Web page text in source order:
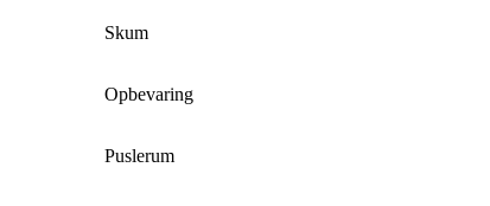
Skum
Opbevaring
Puslerum